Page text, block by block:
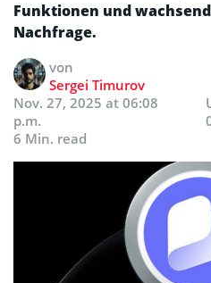
Funktionen und
Nachfrage.
von
Sergei Timurov
Nov. 27, 2025 at 06:08
p.m.
6 Min. read